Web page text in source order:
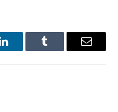
LinkedInTumblr Email